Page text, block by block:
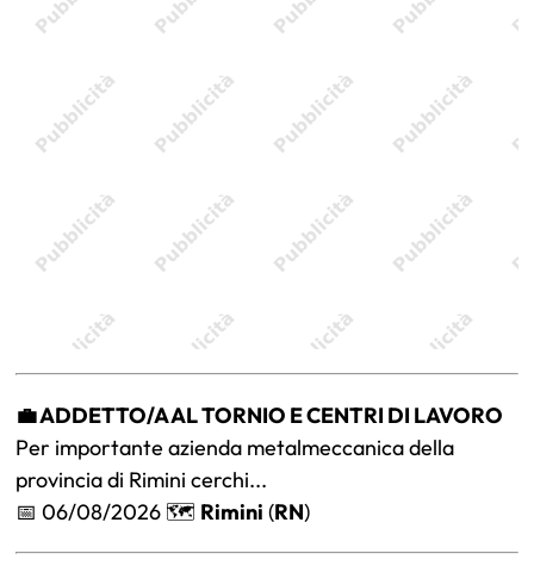
💼 ADDETTO/A AL TORNIO E CENTRI DI LAVORO
Per importante azienda metalmeccanica della
provincia di Rimini cerchi...
📅 06/08/2026 🗺️ Rimini (RN)